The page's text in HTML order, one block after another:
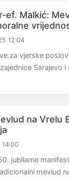
ef. Malkić:
12:04
za vjerske
Sarajevo i
na Vrelu
jubilarne
mevlud